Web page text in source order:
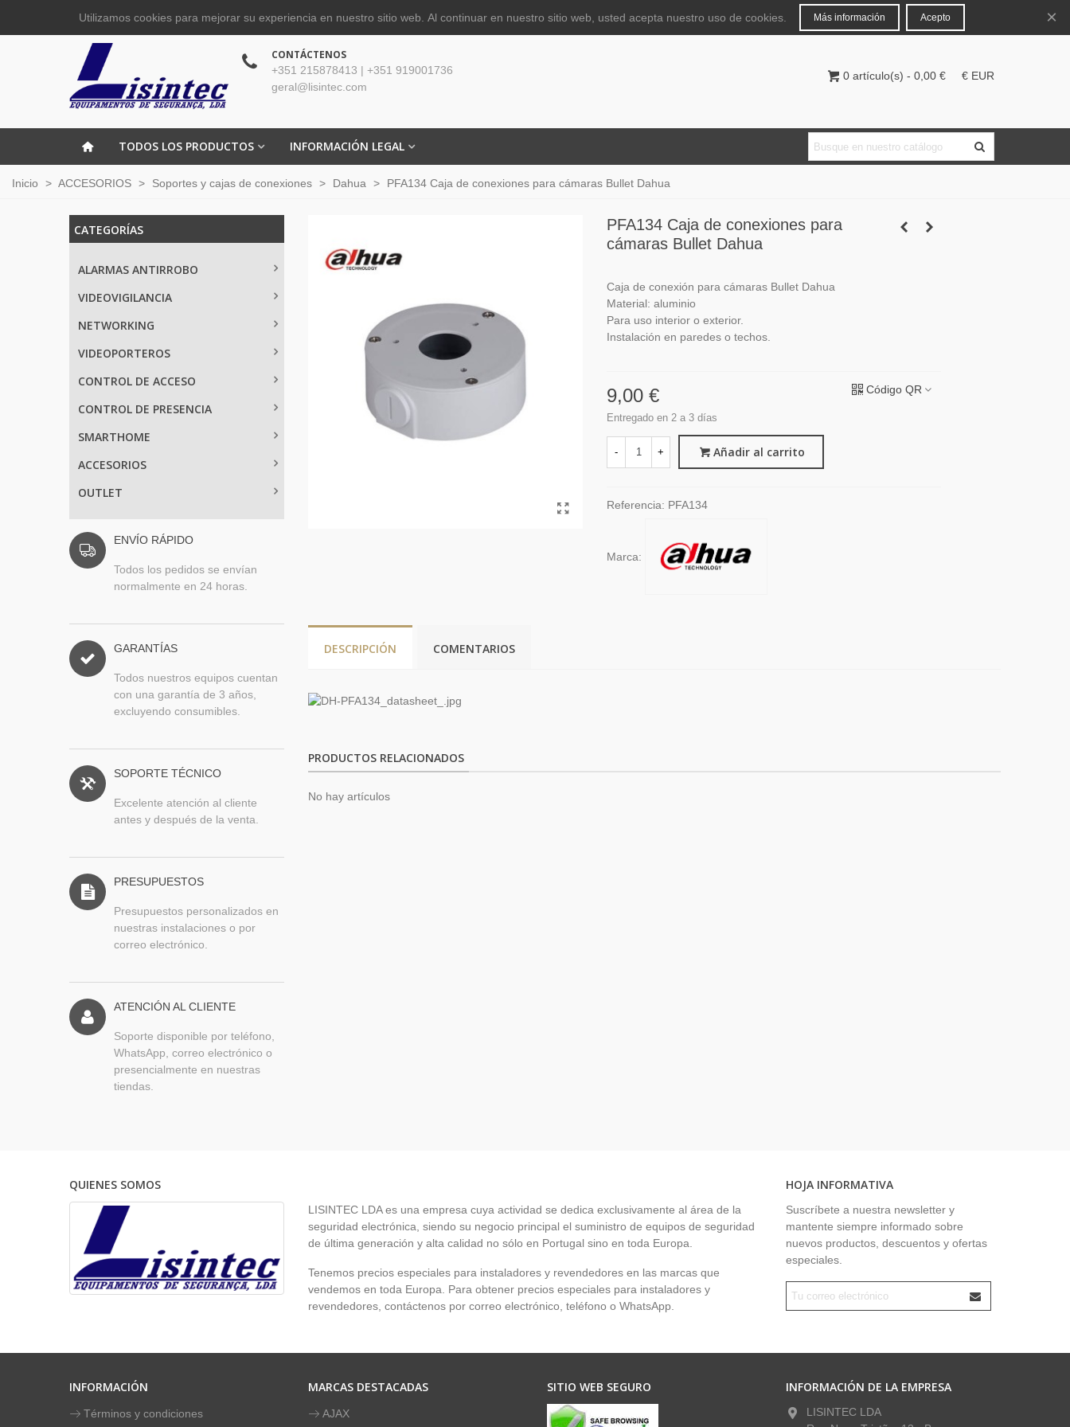
Español Iniciar sesión
CONTÁCTENOS
+351 215878413 | +351 919001736
geral@lisintec.com
0 artículo(s) - 0,00 € € EUR
TODOS LOS PRODUCTOS INFORMACIÓN LEGAL
Inicio > ACCESORIOS > Soportes y cajas de conexiones > Dahua > PFA134 Caja de conexiones para cámaras Bullet Dahua
CATEGORÍAS
ALARMAS ANTIRROBO
VIDEOVIGILANCIA
NETWORKING
VIDEOPORTEROS
CONTROL DE ACCESO
CONTROL DE PRESENCIA
SMARTHOME
ACCESORIOS
OUTLET
ENVÍO RÁPIDO
Todos los pedidos se envían
normalmente en 24 horas.
GARANTÍAS
Todos nuestros equipos cuentan
con una garantía de 3 años,
excluyendo consumibles.
SOPORTE TÉCNICO
Excelente atención al cliente
antes y después de la venta.
PRESUPUESTOS
Presupuestos personalizados en
nuestras instalaciones o por
correo electrónico.
ATENCIÓN AL CLIENTE
Soporte disponible por teléfono,
WhatsApp, correo electrónico o
presencialmente en nuestras
tiendas.
PFA134 Caja de conexiones para
cámaras Bullet Dahua
Caja de conexión para cámaras Bullet Dahua
Material: aluminio
Para uso interior o exterior.
Instalación en paredes o techos.
9,00 €
Entregado en 2 a 3 días
Código QR
- + Añadir al carrito
Referencia: PFA134
Marca:
DESCRIPCIÓN COMENTARIOS
PRODUCTOS RELACIONADOS
No hay artículos
QUIENES SOMOS
LISINTEC LDA es una empresa cuya actividad se dedica exclusivamente al área de la
seguridad electrónica, siendo su negocio principal el suministro de equipos de seguridad
de última generación y alta calidad no sólo en Portugal sino en toda Europa.
Tenemos precios especiales para instaladores y revendedores en las marcas que
vendemos en toda Europa. Para obtener precios especiales para instaladores y
revendedores, contáctenos por correo electrónico, teléfono o WhatsApp.
HOJA INFORMATIVA
Suscríbete a nuestra newsletter y
mantente siempre informado sobre
nuevos productos, descuentos y ofertas
especiales.
INFORMACIÓN
Términos y condiciones
MARCAS DESTACADAS
AJAX
SITIO WEB SEGURO INFORMACIÓN DE LA EMPRESA
LISINTEC LDA
Utilizamos cookies para mejorar su experiencia en nuestro sitio web. Al continuar en nuestro sitio web, usted acepta nuestro uso de cookies. Más información Acepto ×